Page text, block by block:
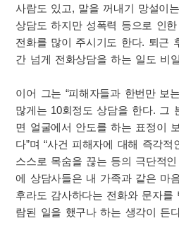
사람도 있고, 말을 꺼내기 망설이
상담도 하지만 성폭력 등으로 인
전화를 많이 주시기도 한다. 퇴근
간 넘게 전화상담을 하는 일도 비
이어 그는 “피해자들과 한번만 보
많게는 10회정도 상담을 한다. 그
면 얼굴에서 안도를 하는 표정이
다”며 “사건 피해자에 대해 즉각
스스로 목숨을 끊는 등의 극단적
에 상담사들은 내 가족과 같은 마
후라도 감사하다는 전화와 문자를
람된 일을 했구나 하는 생각이 든